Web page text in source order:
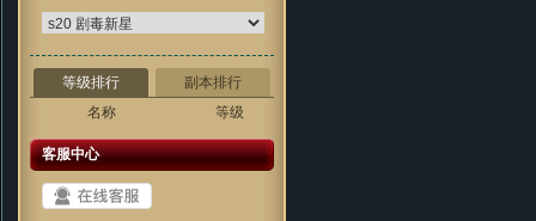
等级排行
副本排行
名称
等级
客服中心